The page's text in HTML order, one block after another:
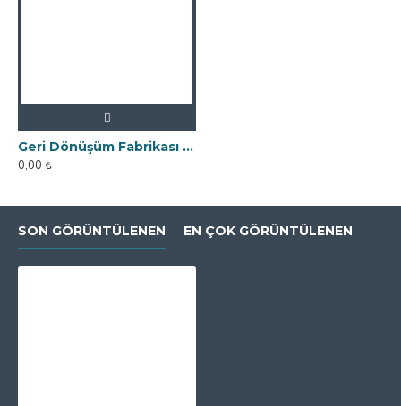
Geri Dönüşüm Fabrikası İçin Kolay Temizlenebilir Neodyum Elek Mıknatıs
0,00 ₺
SON GÖRÜNTÜLENEN EN ÇOK GÖRÜNTÜLENEN